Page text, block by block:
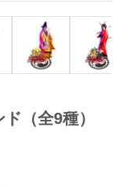
（全9種）